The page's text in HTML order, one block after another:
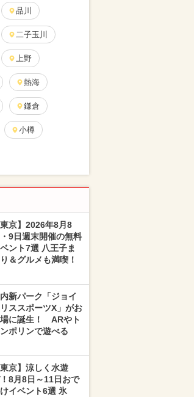
品川
二子玉川
上野
熱海
鎌倉
小樽
東京】2026年8月8
・9日週末開催の無料
ント7選 八王子ま
＆グルメも満喫！
新パーク「ジョイ
ススポーツX」がお
に誕生！ ARやト
ポリンで遊べる
東京】涼しく水遊
8月8日～11日おで
イベント6選 氷